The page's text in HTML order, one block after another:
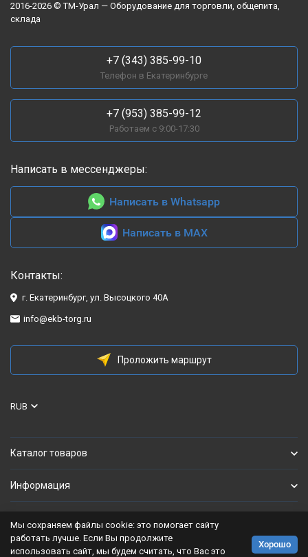
2016-2026 © ТМ-Урал — Оборудование для торговли, общепита,
склада
+7 (343) 385-99-10
Телефон в Екатеринбурге
+7 (953) 385-99-12
Работаем с 9:00-17:30
Написать в мессенджеры:
Написать в Whatsapp
Написать в MAX
Контакты:
г. Екатеринбург, ул. Высоцкого 40А
info@ekb-torg.ru
Проложить маршрут
RUB
Каталог товаров
Информация
Политика персональных данных
Разработано вbodysite.ru
Мы сохраняем файлы cookie: это помогает сайту
работать лучше. Если Вы продолжите
использовать сайт, мы будем считать, что Вас это
Хорошо